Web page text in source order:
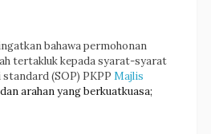
bahawa permohonan
tertakluk kepada syarat-syarat
(SOP) PKPP Majlis
dan arahan yang berkuatkuasa;